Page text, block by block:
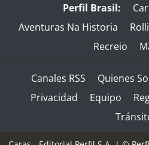
Perfil Brasil:
Aventuras Na Historia
Recreio
Canales RSS Quienes
Privacidad
Equipo